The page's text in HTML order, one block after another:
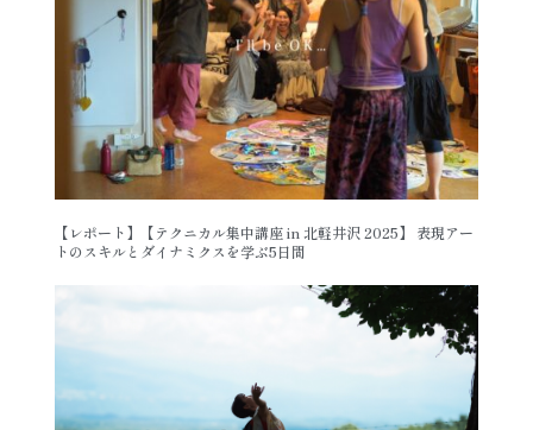
【レポート】【テクニカル集中講座 in 北軽井沢 2025】 表現アー
トのスキルとダイナミクスを学ぶ5日間